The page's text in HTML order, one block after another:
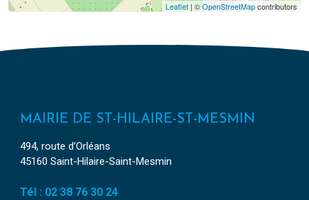
Leaflet | ©OpenStreetMapcontributors
MAIRIE DE ST-HILAIRE-ST-MESMIN
494, route d’Orléans
45160 Saint-Hilaire-Saint-Mesmin
Tél : 02 38 76 30 24